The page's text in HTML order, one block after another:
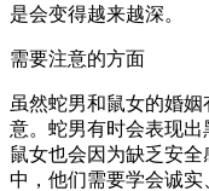
是会变得越来越深。
需要注意的方面
虽然蛇男和鼠女的婚
意。蛇男有时会表现
鼠女也会因为缺乏安
中，他们需要学会诚